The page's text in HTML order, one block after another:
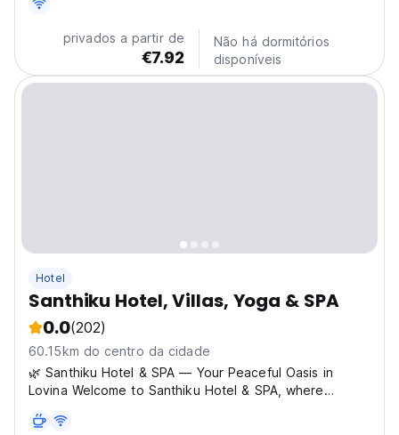
condicionado ou ventoinha.
privados a partir de
€7.92
Não há dormitórios
disponíveis
Hotel
Santhiku Hotel, Villas, Yoga & SPA
0.0(202)
60.15km do centro da cidade
🌿 Santhiku Hotel & SPA — Your Peaceful Oasis in
Lovina Welcome to Santhiku Hotel & SPA, where
you’ll find here. Tucked away in a lush tropical garden,